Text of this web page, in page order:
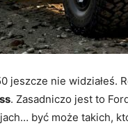
jeszcze nie widziałeś.
. Zasadniczo jest to
być może takich,